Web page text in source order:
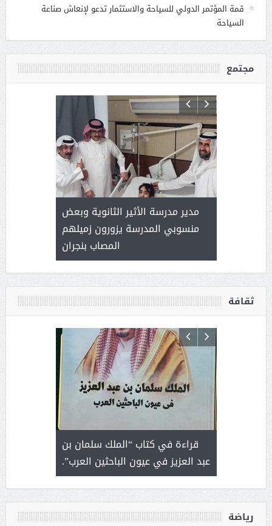
قمة المؤتمر الدولي للسياحة والاستثمار تدعو لإنعاش صناعة
السياحة
مجتمع
( محمد
مدير مدرسة الأثير الثانوية وبعض
منسوبي المدرسة يزورون زميلهم
المصاب بنجران
) .. ميراث
ثقافة
قراءة في كتاب “الملك سلمان بن
عبد العزيز في عيون الباحثين العرب”.
لايعرف
رياضة